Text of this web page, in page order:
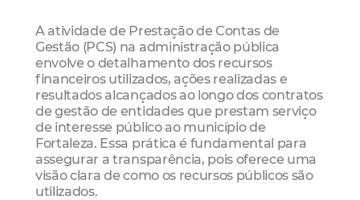
A atividade de Prestação de Contas de
Gestão (PCS) na administração pública
envolve o detalhamento dos recursos
financeiros utilizados, ações realizadas e
resultados alcançados ao longo dos contratos
de gestão de entidades que prestam serviço
de interesse público ao município de
Fortaleza. Essa prática é fundamental para
assegurar a transparência, pois oferece uma
visão clara de como os recursos públicos são
utilizados.